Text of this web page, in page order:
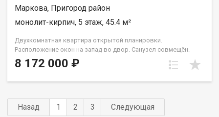
Маркова, Пригород район
монолит-кирпич, 5 этаж, 45.4 м²
Двухкомнатная квартира открытой планировки.
Расположение окон на запад во двор. Санузел совмещён.
Кухня выделена в нишу. Идеальное решение для первого
жилья или в качестве инвестиций. Прекрасно подойдет
8 172 000 ₽
Назад 1 2 3 Следующая